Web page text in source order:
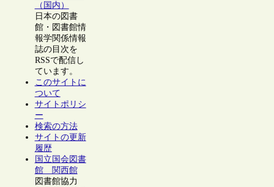
（国内）
日本の図書
館・図書館情
報学関係情報
誌の目次を
RSSで配信し
ています。
このサイトに
ついて
サイトポリシ
ー
検索の方法
サイトの更新
履歴
国立国会図書
館 関西館
図書館協力